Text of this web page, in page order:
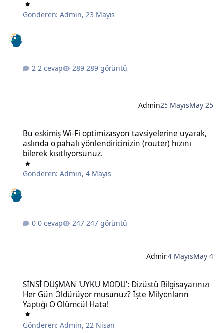
Gönderen:Admin,23 Mayıs
2 cevap 289 görüntü
Admin25 MayısMay 25
Bu eskimiş Wi-Fi optimizasyon tavsiyelerine uyarak,
aslında o pahalı yönlendiricinizin (router) hızını
bilerek kısıtlıyorsunuz.
Gönderen:Admin,4 Mayıs
0 cevap 247 görüntü
Admin4 MayısMay 4
SİNSİ DÜŞMAN 'UYKU MODU': Dizüstü Bilgisayarınızı
Her Gün Öldürüyor musunuz? İşte Milyonların
Yaptığı O Ölümcül Hata!
Gönderen:Admin, 22 Nisan